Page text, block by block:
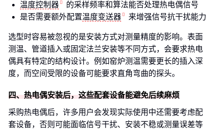
温度控制器
的采样频率和算法能否处理热电偶信号
是否需要额外配置温度变送器 来增强信号抗干扰能力
选型时容易被忽视的是安装方式对测量精度的影响。表面
测温、管道插入或固定法兰安装等不同方式，会要求热电
偶具有特定的结构设计。例如窑炉测温需要更长的插入深
度，而空间受限的设备可能要求直角弯曲的探头。
四、热电偶安装后，这些配套设备能避免后续麻烦
采购热电偶后，许多用户会发现实际使用中还需要考虑配
套设备，否则可能面临信号干扰、安装不稳或测量误差等